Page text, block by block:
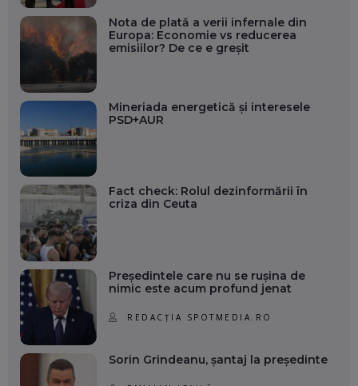
Nota de plată a verii infernale din
Europa: Economie vs reducerea
emisiilor? De ce e greșit
Mineriada energetică și interesele
PSD+AUR
Fact check: Rolul dezinformării în
criza din Ceuta
Președintele care nu se rușina de
nimic este acum profund jenat
REDACȚIA SPOTMEDIA.RO
Sorin Grindeanu, șantaj la președinte